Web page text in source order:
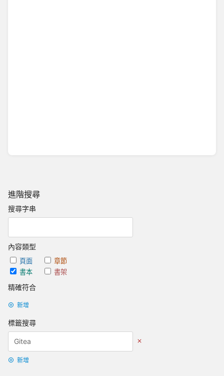
進階搜尋
搜尋字串
內容類型
頁面
章節
書本
書架
精確符合
新增
標籤搜尋
新增